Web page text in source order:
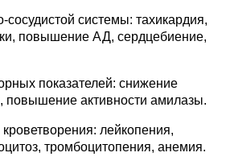
системы: тахикардия,
повышение АД, сердцебиение,
показателей: снижение
повышение активности амилазы.
лейкопения,
тромбоцитопения, анемия.